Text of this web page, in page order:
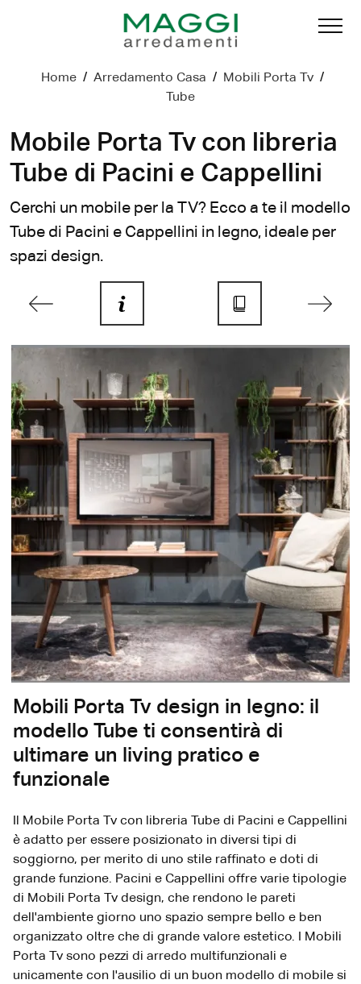
Home / Arredamento Casa / Mobili Porta Tv /
Tube
Mobile Porta Tv con libreria
Tube di Pacini e Cappellini
Cerchi un mobile per la TV? Ecco a te il modello
Tube di Pacini e Cappellini in legno, ideale per
spazi design.
Mobili Porta Tv design in legno: il
modello Tube ti consentirà di
ultimare un living pratico e
funzionale
Il Mobile Porta Tv con libreria Tube di Pacini e Cappellini
è adatto per essere posizionato in diversi tipi di
soggiorno, per merito di uno stile raffinato e doti di
grande funzione. Pacini e Cappellini offre varie tipologie
di Mobili Porta Tv design, che rendono le pareti
dell'ambiente giorno uno spazio sempre bello e ben
organizzato oltre che di grande valore estetico. I Mobili
Porta Tv sono pezzi di arredo multifunzionali e
unicamente con l'ausilio di un buon modello di mobile si